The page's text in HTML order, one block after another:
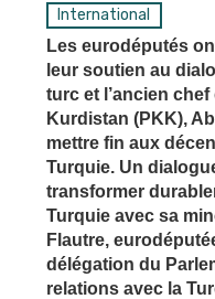
International
Les eurodéputés
leur soutien au
turc et l’ancien
Kurdistan (PKK),
mettre fin aux
Turquie. Un
transformer
Turquie avec sa
Flautre,
délégation du
relations avec la